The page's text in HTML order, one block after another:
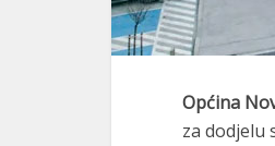
Općina
za dodjelu